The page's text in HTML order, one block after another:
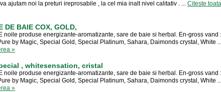
va ajutam noi la preturi ireprosabile , la cel mia inalt nivel calitativ . ... Citeste toata
DE BAIE COX, GOLD,
noile produse energizante-aromatizante, sare de baie si herbal. En-gross vand :
by Magic, Special Gold, Special Platinum, Sahara, Daimonds crystal, White
»
, whitesensation, cristal
noile produse energizante-aromatizante, sare de baie si herbal. En-gross vand :
by Magic, Special Gold, Special Platinum, Sahara, Daimonds crystal, White
»